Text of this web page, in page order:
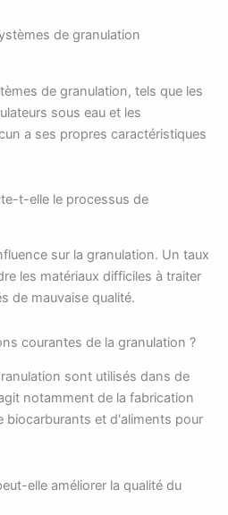
de granulation
de granulation, tels que les
sous eau et les
a ses propres caractéristiques
t-elle le processus de
sur la granulation. Un taux
les matériaux difficiles à traiter
de mauvaise qualité.
courantes de la granulation ?
sont utilisés dans de
notamment de la fabrication
biocarburants et d'aliments pour
elle améliorer la qualité du